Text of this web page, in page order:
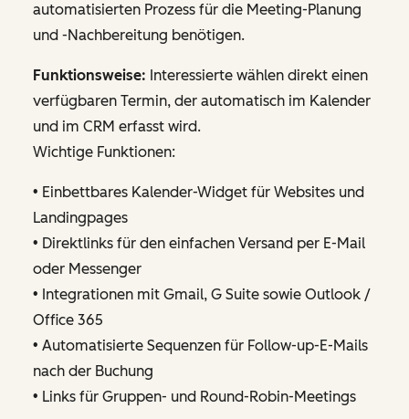
automatisierten Prozess für die Meeting-Planung
und -Nachbereitung benötigen.
Funktionsweise: Interessierte wählen direkt einen
verfügbaren Termin, der automatisch im Kalender
und im CRM erfasst wird.
Wichtige Funktionen:
• Einbettbares Kalender-Widget für Websites und
Landingpages
• Direktlinks für den einfachen Versand per E-Mail
oder Messenger
• Integrationen mit Gmail, G Suite sowie Outlook /
Office 365
• Automatisierte Sequenzen für Follow-up-E-Mails
nach der Buchung
• Links für Gruppen- und Round-Robin-Meetings